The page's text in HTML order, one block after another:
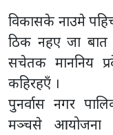
विकासके नाउमे
ठिक नहए जा बात
सचेतक माननिय
कहिरहएँ ।
पुनर्वास नगर
मञ्चसे आयोजना